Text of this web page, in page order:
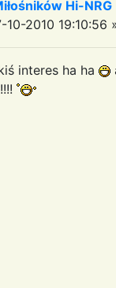
Hi-NRG
10-2010 19:10:56
interes ha ha